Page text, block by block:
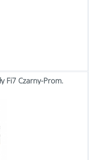
Fi7 Czarny-Prom.